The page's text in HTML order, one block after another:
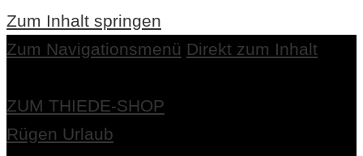
Zum Inhalt springen
Zum Navigationsmenü Direkt zum Inhalt
ZUM THIEDE-SHOP
Rügen Urlaub